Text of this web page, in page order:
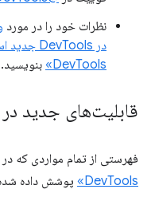
نظرات خود را در مورد
در DevTools جدید است»
DevTools»
بنویسید.
قابلیت‌های جدید در Dev
فهرستی از تمام مواردی که
DevTools»
پوشش داده